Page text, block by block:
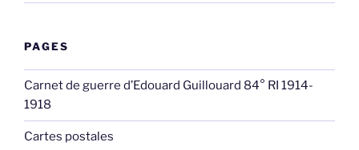
PAGES
Carnet de guerre d’Edouard Guillouard 84° RI 1914-
1918
Cartes postales